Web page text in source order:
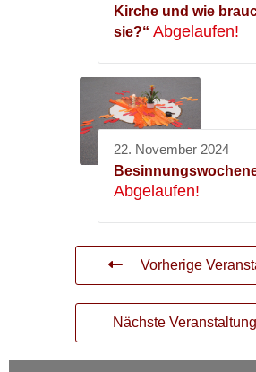
Kirche und wie
sie?“ Abgelaufen!
22. November 2024
Abgelaufen!
Vorherige
Nächste Veranstaltung